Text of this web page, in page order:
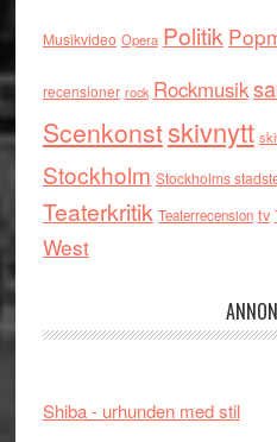
Musikvideo Opera Politik
recensioner rock Rockmusik
Scenkonstskivnytt
Stockholm Stockholms
Teaterkritik Teaterrecension tv
West
Shiba - urhunden med stil